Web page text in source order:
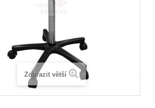
Zobrazit větší